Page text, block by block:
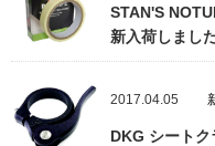
STAN'S
新入荷しまし
2017.04.05
DKG シート